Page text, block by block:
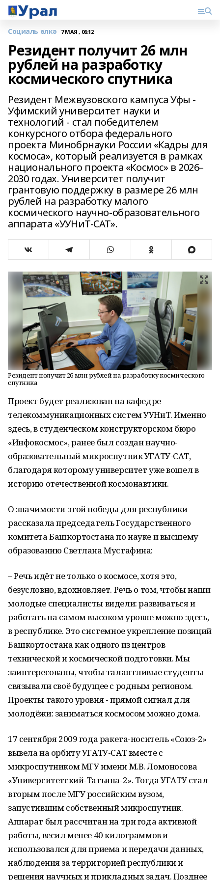
Социаль өлкә 7 МАЯ , 06:12
Резидент получит 26 млн
рублей на разработку
космического спутника
Резидент Межвузовского кампуса Уфы -
Уфимский университет науки и
технологий - стал победителем
конкурсного отбора федерального
проекта Минобрнауки России «Кадры для
космоса», который реализуется в рамках
национального проекта «Космос» в 2026–
2030 годах. Университет получит
грантовую поддержку в размере 26 млн
рублей на разработку малого
космического научно-образовательного
аппарата «УУНиТ-САТ».
Резидент получит 26 млн рублей на разработку космического
спутника
Проект будет реализован на кафедре
телекоммуникационных систем УУНиТ. Именно
здесь, в студенческом конструкторском бюро
«Инфокосмос», ранее был создан научно-
образовательный микроспутник УГАТУ-САТ,
благодаря которому университет уже вошел в
историю отечественной космонавтики.
О значимости этой победы для республики
рассказала председатель Государственного
комитета Башкортостана по науке и высшему
образованию Светлана Мустафина:
– Речь идёт не только о космосе, хотя это,
безусловно, вдохновляет. Речь о том, чтобы наши
молодые специалисты видели: развиваться и
работать на самом высоком уровне можно здесь,
в республике. Это системное укрепление позиций
Башкортостана как одного из центров
технической и космической подготовки. Мы
заинтересованы, чтобы талантливые студенты
связывали своё будущее с родным регионом.
Проекты такого уровня - прямой сигнал для
молодёжи: заниматься космосом можно дома.
17 сентября 2009 года ракета-носитель «Союз-2»
вывела на орбиту УГАТУ-САТ вместе с
микроспутником МГУ имени М.В. Ломоносова
«Университетский-Татьяна-2». Тогда УГАТУ стал
вторым после МГУ российским вузом,
запустившим собственный микроспутник.
Аппарат был рассчитан на три года активной
работы, весил менее 40 килограммов и
использовался для приема и передачи данных,
наблюдения за территорией республики и
решения научных и прикладных задач. Позднее